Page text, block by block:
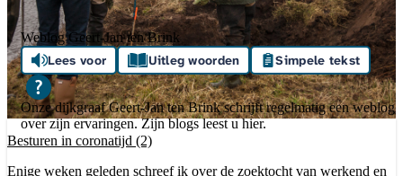
Weblog Geert-Jan ten Brink
Lees voor Uitleg woorden Simpele tekst
Onze dijkgraaf Geert-Jan ten Brink schrijft regelmatig een weblog
over zijn ervaringen. Zijn blogs leest u hier.
Besturen in coronatijd (2)
Enige weken geleden schreef ik over de zoektocht van werkend en